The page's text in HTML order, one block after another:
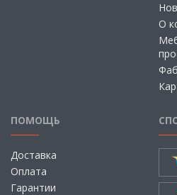
О
ПОМОЩЬ
Доставка
Оплата
Гарантии